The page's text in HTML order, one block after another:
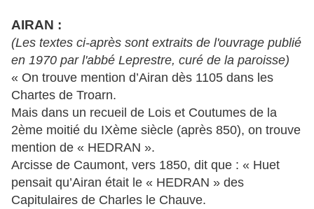
AIRAN :
(Les textes ci-après sont extraits de l'ouvrage publié
en 1970 par l'abbé Leprestre, curé de la paroisse)
« On trouve mention d’Airan dès 1105 dans les
Chartes de Troarn.
Mais dans un recueil de Lois et Coutumes de la
2ème moitié du IXème siècle (après 850), on trouve
mention de « HEDRAN ».
Arcisse de Caumont, vers 1850, dit que : « Huet
pensait qu’Airan était le « HEDRAN » des
Capitulaires de Charles le Chauve.